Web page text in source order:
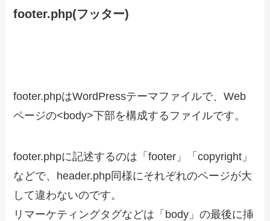
footer.php(フッター)
footer.phpはWordPressテーマファイルで、Web
ページの<body>下部を構成するファイルです。
footer.phpに記述するのは「footer」「copyright」
などで、header.php同様にそれぞれのページが大
して違わないのです。
リマーケティングタグなどは「body」の最後に挿